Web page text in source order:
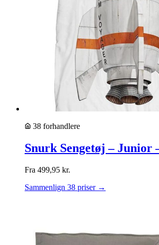
38 forhandlere
Snurk Sengetøj – Junior
Fra 499,95 kr.
Sammenlign 38 priser →